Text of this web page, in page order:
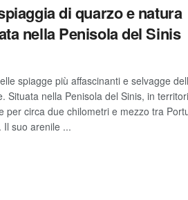
di quarzo e natura
nella Penisola del Sinis
spiagge più affascinanti e selvagge
Situata nella Penisola del Sinis, in
per circa due chilometri e mezzo tra
Il suo arenile ...